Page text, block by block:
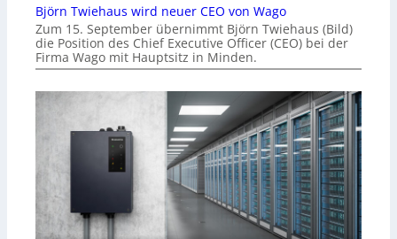
Björn Twiehaus wird neuer CEO von Wago
Zum 15. September übernimmt Björn Twiehaus (Bild)
die Position des Chief Executive Officer (CEO) bei der
Firma Wago mit Hauptsitz in Minden.